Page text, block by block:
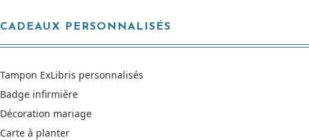
CADEAUX PERSONNALISÉS
Tampon ExLibris personnalisés
Badge infirmière
Décoration mariage
Carte à planter